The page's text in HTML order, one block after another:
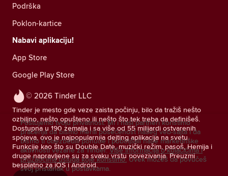
© 2026 Tinder LLC
Tinder je mesto gde veze zaista počinju, bilo da tražiš nešto
ozbiljno, nešto opušteno ili nešto što tek treba da definišeš.
Dostupna u 190 zemalja i sa više od 55 milijardi ostvarenih
spojeva, ovo je najpopularnija dejting aplikacija na svetu.
Funkcije kao što su Double Date, muzički režim, pasoš, Hemija i
druge napravljene su za svaku vrstu povezivanja. Preuzmi
besplatno za iOS i Android.
Podrška
Poklon-kartice
Nabavi aplikaciju!
App Store
Google Play Store
Poštujemo tvoju privatnost. Mi i naši partneri koristimo
praćenja da bismo merili posećenost našeg veb-sajta i da
bismo ti obezbedili ponude i poboljšali naše marketinške
aktivnosti vezane za Tinder. Više informacija o kolačićima i
pružaocima usluga koje koristimo. Uvek možeš da povučeš
svoj pristanak u postavkama.